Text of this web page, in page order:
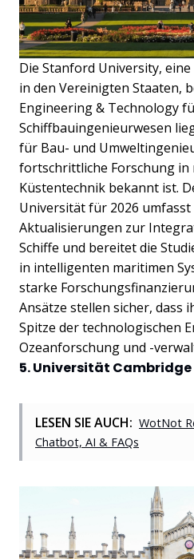
Die Stanford University,
in den Vereinigten Staaten,
Engineering & Technology
Schiffbauingenieurwesen
für Bau- und
fortschrittliche Forschung
Küstentechnik bekannt ist.
Universität für 2026 umfasst
Aktualisierungen zur
Schiffe und bereitet die
in intelligenten maritimen
starke
Ansätze stellen sicher, dass
Spitze der technologischen
Ozeanforschung und -
5. Universität Cambridge
LESEN SIE AUCH: WotNot
Chatbot, AI & FAQs